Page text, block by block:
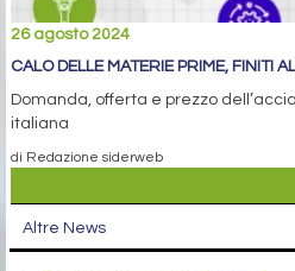
26 agosto 2024
CALO DELLE MATERIE PRIME, FINITI
Domanda, offerta e prezzo
italiana
di Redazione siderweb
Altre News